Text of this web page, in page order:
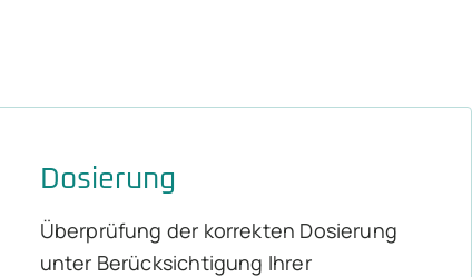
Dosierung
Überprüfung der korrekten Dosierung
unter Berücksichtigung Ihrer